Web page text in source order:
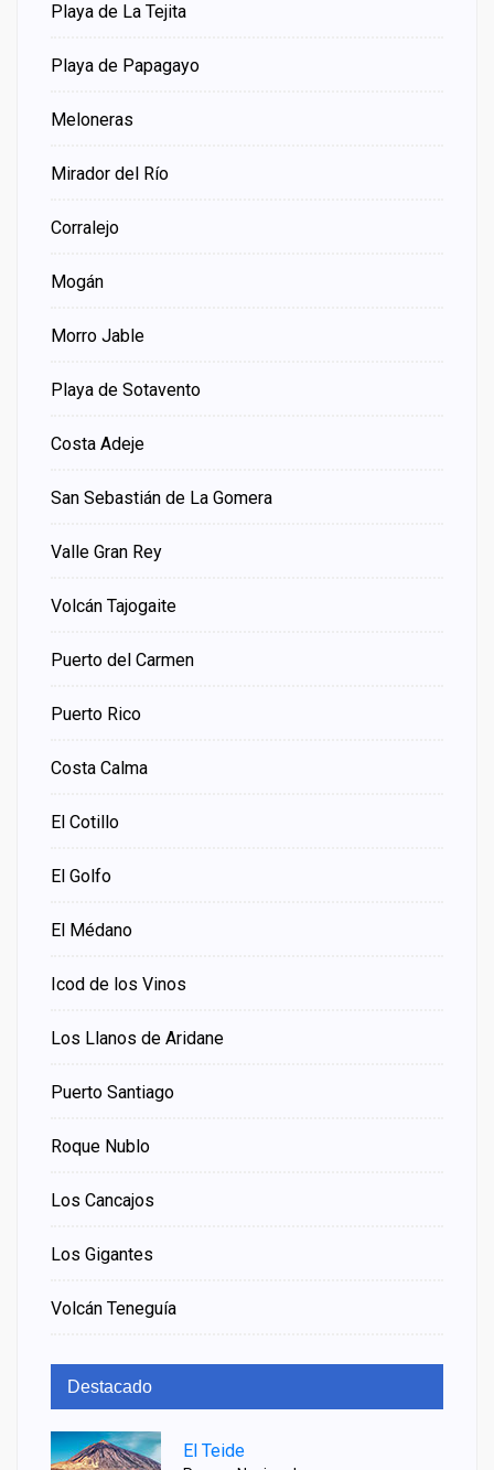
Playa de La Tejita
Playa de Papagayo
Meloneras
Mirador del Río
Corralejo
Mogán
Morro Jable
Playa de Sotavento
Costa Adeje
San Sebastián de La Gomera
Valle Gran Rey
Volcán Tajogaite
Puerto del Carmen
Puerto Rico
Costa Calma
El Cotillo
El Golfo
El Médano
Icod de los Vinos
Los Llanos de Aridane
Puerto Santiago
Roque Nublo
Los Cancajos
Los Gigantes
Volcán Teneguía
Destacado
El Teide